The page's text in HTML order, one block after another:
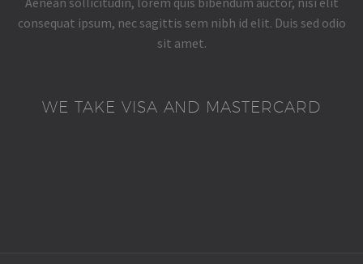
consequat ipsum, nec sagittis sem nibh id elit. Duis sed odio
sit amet.
WE TAKE VISA AND MASTERCARD